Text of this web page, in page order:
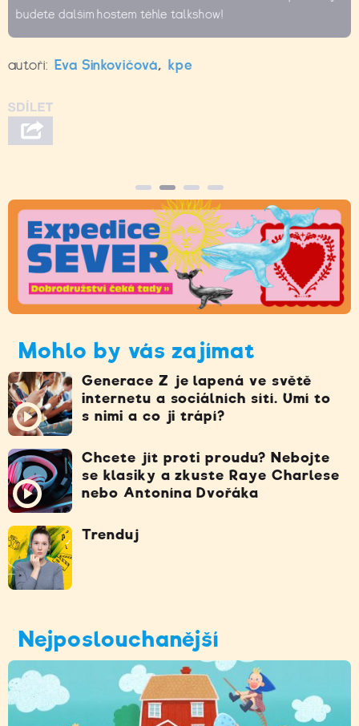
budete dalším hostem téhle talkshow!
autoři: Eva Sinkovičová, kpe
Mohlo by vás zajímat
Generace Z je lapená ve světě
internetu a sociálních sítí. Umí to
s nimi a co ji trápí?
Chcete jít proti proudu? Nebojte
se klasiky a zkuste Raye Charlese
nebo Antonína Dvořáka
Trenduj
Nejposlouchanější